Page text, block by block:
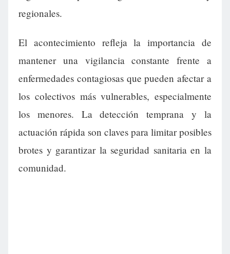
regionales.
El acontecimiento refleja la importancia de
mantener una vigilancia constante frente a
enfermedades contagiosas que pueden afectar a
los colectivos más vulnerables, especialmente
los menores. La detección temprana y la
actuación rápida son claves para limitar posibles
brotes y garantizar la seguridad sanitaria en la
comunidad.